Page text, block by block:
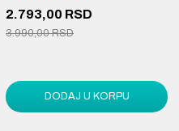
2.793,00 RSD
3.990,00 RSD
DODAJ U KORPU